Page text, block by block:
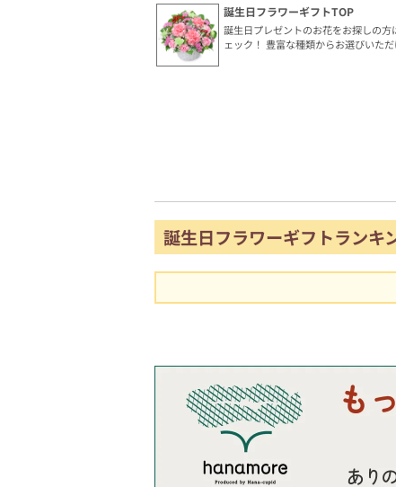
誕生日フラワーギフトTOP
誕生日プレゼントのお花をお探しの方
ェック！ 豊富な種類からお選びいただ
誕生日フラワーギフトランキ